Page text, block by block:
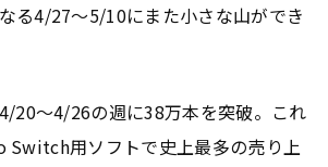
る4/27～5/10にまた小さな山ができ
20～4/26の週に38万本を突破。これ
Switch用ソフトで史上最多の売り上